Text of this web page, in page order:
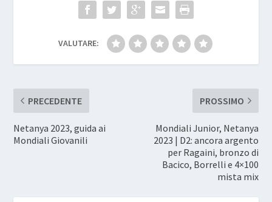
VALUTARE:
PRECEDENTE
Netanya 2023, guida ai
Mondiali Giovanili
PROSSIMO
Mondiali Junior, Netanya
2023 | D2: ancora argento
per Ragaini, bronzo di
Bacico, Borrelli e 4×100
mista mix